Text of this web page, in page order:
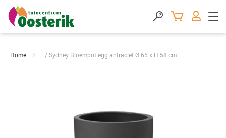
Home Sydney Bloempot egg antraciet Ø 65 x H 58 cm